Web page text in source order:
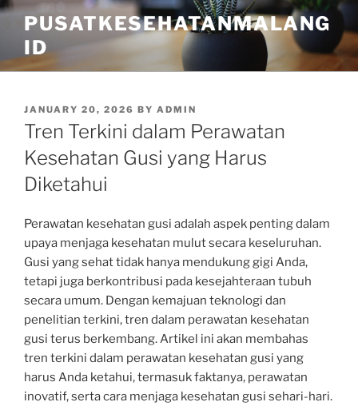
Skip
content
PUSATKESEHATANMALANG
ID
POSTED
ON
JANUARY 20, 2026 BY ADMIN
Tren Terkini dalam Perawatan
Kesehatan Gusi yang Harus
Diketahui
Perawatan kesehatan gusi adalah aspek penting dalam
upaya menjaga kesehatan mulut secara keseluruhan.
Gusi yang sehat tidak hanya mendukung gigi Anda,
tetapi juga berkontribusi pada kesejahteraan tubuh
secara umum. Dengan kemajuan teknologi dan
penelitian terkini, tren dalam perawatan kesehatan
gusi terus berkembang. Artikel ini akan membahas
tren terkini dalam perawatan kesehatan gusi yang
harus Anda ketahui, termasuk faktanya, perawatan
inovatif, serta cara menjaga kesehatan gusi sehari-hari.